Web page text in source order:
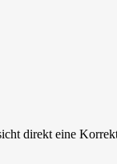
direkt eine